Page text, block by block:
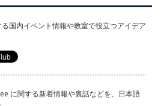
国内イベント情報や教室で役立つアイデア
に関する新着情報や裏話などを、日本語